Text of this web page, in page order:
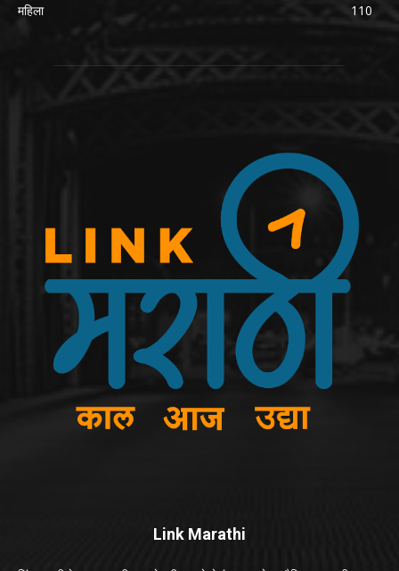
महिला
110
Link Marathi